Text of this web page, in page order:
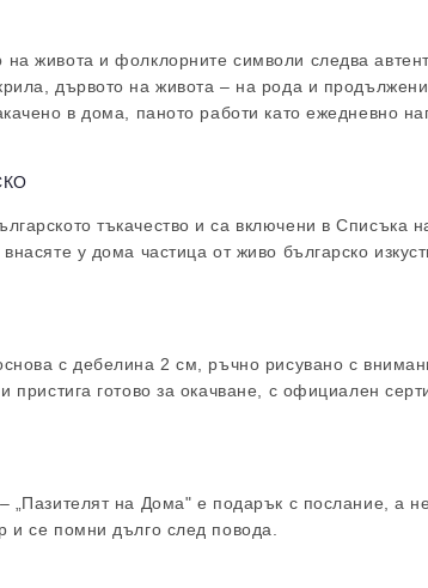
живота и фолклорните символи следва
дървото на живота – на рода и
в дома, паното работи като ежедневно
тъкачество и са включени в
у дома частица от живо българско
с дебелина 2 см, ръчно рисувано с
готово за окачване, с официален
на Дома" е подарък с послание, а
и се помни дълго след повода.